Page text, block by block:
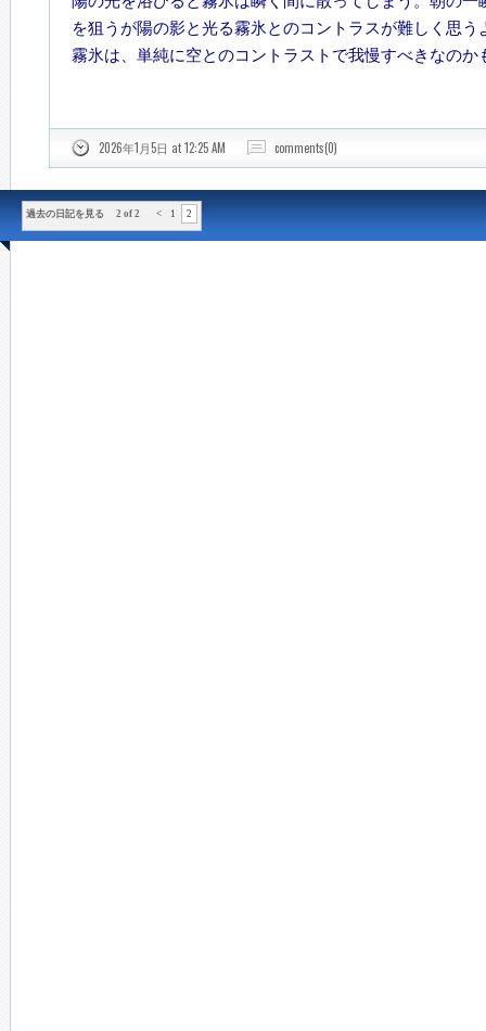
を狙うが陽の影と光る霧氷とのコントラスが難しく思
霧氷は、単純に空とのコントラストで我慢すべきなのか
2026年1月5日 at 12:25 AM comments(0)
過去の日記を見る 2 of 2 < 1 2